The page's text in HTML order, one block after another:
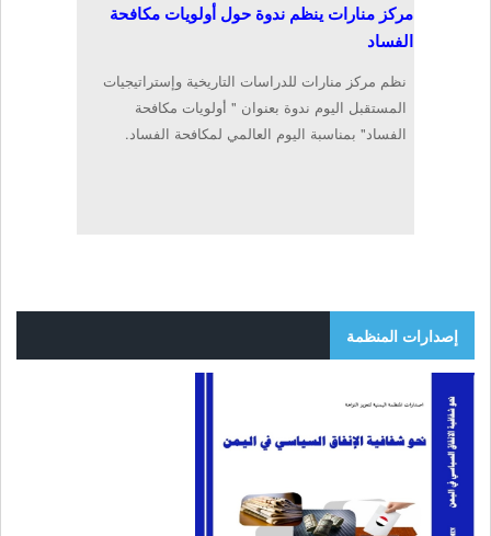
مركز منارات ينظم ندوة حول أولويات مكافحة
الفساد
نظم مركز منارات للدراسات التاريخية وإستراتيجيات
المستقبل اليوم ندوة بعنوان " أولويات مكافحة
الفساد" بمناسبة اليوم العالمي لمكافحة الفساد.
إصدارات المنظمة